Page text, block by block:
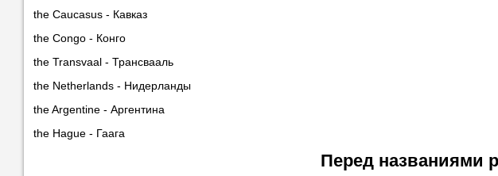
the Caucasus - Кавказ
the Congo - Конго
the Transvaal - Трансвааль
the Netherlands - Нидерланды
the Argentine - Аргентина
the Hague - Гаага
Перед названиями